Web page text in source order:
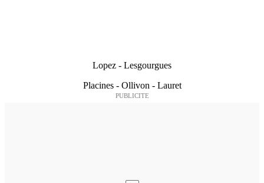
Lopez - Lesgourgues
Placines - Ollivon - Lauret